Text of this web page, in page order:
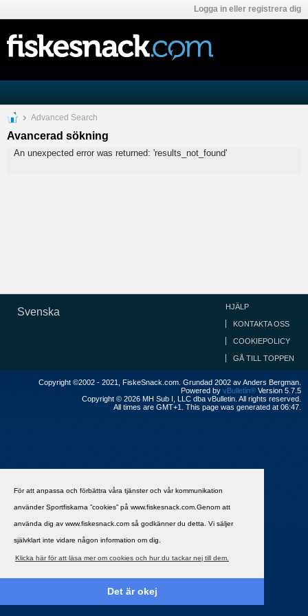
För att anpassa och förbättra våra tjänster och vår kommunikation
använder Sportfiskarna ”cookies” på www.fiskesnack.com.Genom att
använda dig av www.fiskesnack.com så godkänner du detta. Vi säljer
självklart inte vidare någon information om dig.
Klicka här för att läsa mer om cookies och hur du tackar nej till dem.
Det är okej
Logga in eller registrera dig
Advanced Search
Avancerad sökning
An unexpected error was returned: 'results_not_found'
Svenska HJÄLP
KONTAKTA OSS
COOKIEPOLICY
GÅ TILL TOPPEN
Copyright ©2002 - 2021, FiskeSnack.com. Grundad 2002 av Anders Bergman.
Powered by vBulletin® Version 5.7.5
Copyright © 2026 MH Sub I, LLC dba vBulletin. All rights reserved.
All times are GMT+1. This page was generated at 06:47.